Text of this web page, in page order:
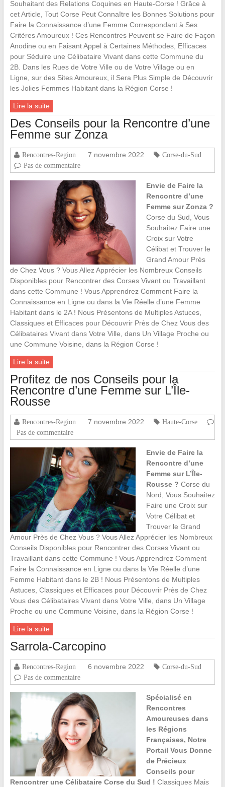
Souhaitant des Relations Coquines en Haute-Corse ! Grâce à
cet Article, Tout Corse Peut Connaître les Bonnes Solutions pour
Faire la Connaissance d’une Femme Correspondant à Ses
Critères Amoureux ! Ces Rencontres Peuvent se Faire de Façon
Anodine ou en Faisant Appel à Certaines Méthodes, Efficaces
pour Séduire une Célibataire Vivant dans cette Commune du
2B. Dans les Rues de Votre Ville ou de Votre Village ou en
Ligne, sur des Sites Amoureux, il Sera Plus Simple de Découvrir
les Jolies Femmes Habitant dans la Région Corse !
Lire la suite
Des Conseils pour la Rencontre d’une
Femme sur Zonza
Rencontres-Region 7 novembre 2022
Corse-du-Sud
Pas de commentaire
Envie de Faire la
Rencontre d’une
Femme sur Zonza ?
Corse du Sud, Vous
Souhaitez Faire une
Croix sur Votre
Célibat et Trouver le
Grand Amour Près
de Chez Vous ? Vous Allez Apprécier les Nombreux Conseils
Disponibles pour Rencontrer des Corses Vivant ou Travaillant
dans cette Commune ! Vous Apprendrez Comment Faire la
Connaissance en Ligne ou dans la Vie Réelle d’une Femme
Habitant dans le 2A ! Nous Présentons de Multiples Astuces,
Classiques et Efficaces pour Découvrir Près de Chez Vous des
Célibataires Vivant dans Votre Ville, dans Un Village Proche ou
une Commune Voisine, dans la Région Corse !
Lire la suite
Profitez de nos Conseils pour la
Rencontre d’une Femme sur L’Île-
Rousse
Rencontres-Region 7 novembre 2022
Haute-Corse
Pas de commentaire
Envie de Faire la
Rencontre d’une
Femme sur L’Île-
Rousse ? Corse du
Nord, Vous Souhaitez
Faire une Croix sur
Votre Célibat et
Trouver le Grand
Amour Près de Chez Vous ? Vous Allez Apprécier les Nombreux
Conseils Disponibles pour Rencontrer des Corses Vivant ou
Travaillant dans cette Commune ! Vous Apprendrez Comment
Faire la Connaissance en Ligne ou dans la Vie Réelle d’une
Femme Habitant dans le 2B ! Nous Présentons de Multiples
Astuces, Classiques et Efficaces pour Découvrir Près de Chez
Vous des Célibataires Vivant dans Votre Ville, dans Un Village
Proche ou une Commune Voisine, dans la Région Corse !
Lire la suite
Sarrola-Carcopino
Rencontres-Region 6 novembre 2022
Corse-du-Sud
Pas de commentaire
Spécialisé en
Rencontres
Amoureuses dans
les Régions
Françaises, Notre
Portail Vous Donne
de Précieux
Conseils pour
Rencontrer une Célibataire Corse du Sud ! Classiques Mais